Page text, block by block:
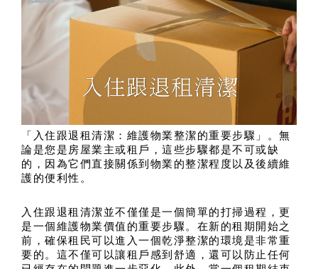
「入住跟退租清潔：維護物業整潔的重要步驟」。無
論是您是房屋業主或租戶，這些步驟都是不可或缺
的，因為它們直接關係到物業的整潔程度以及後續維
護的便利性。
入住跟退租清潔並不僅僅是一個簡單的打掃過程，更
是一個維護物業價值的重要步驟。在新的租期開始之
前，確保租民可以進入一個乾淨整潔的環境是非常重
要的。這不僅可以讓租戶感到舒適，還可以防止任何